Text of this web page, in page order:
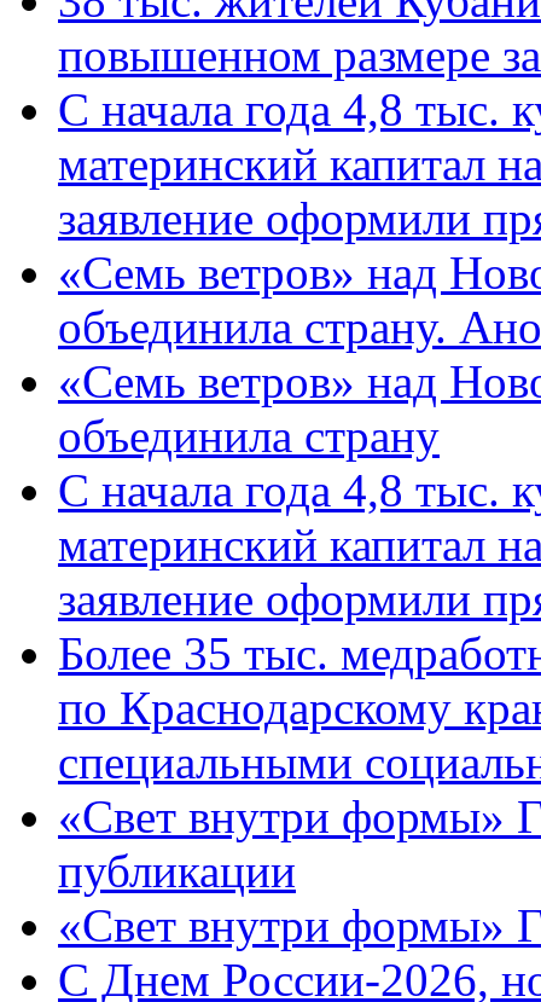
повышенном размере
С начала года 4,8 тыс.
материнский капитал
заявление оформили
«Семь ветров» над
объединила страну.
«Семь ветров» над
объединила страну
С начала года 4,8 тыс.
материнский капитал
заявление оформили
Более 35 тыс.
по Краснодарскому
специальными
«Свет внутри формы»
публикации
«Свет внутри формы»
C Днем России-2026,